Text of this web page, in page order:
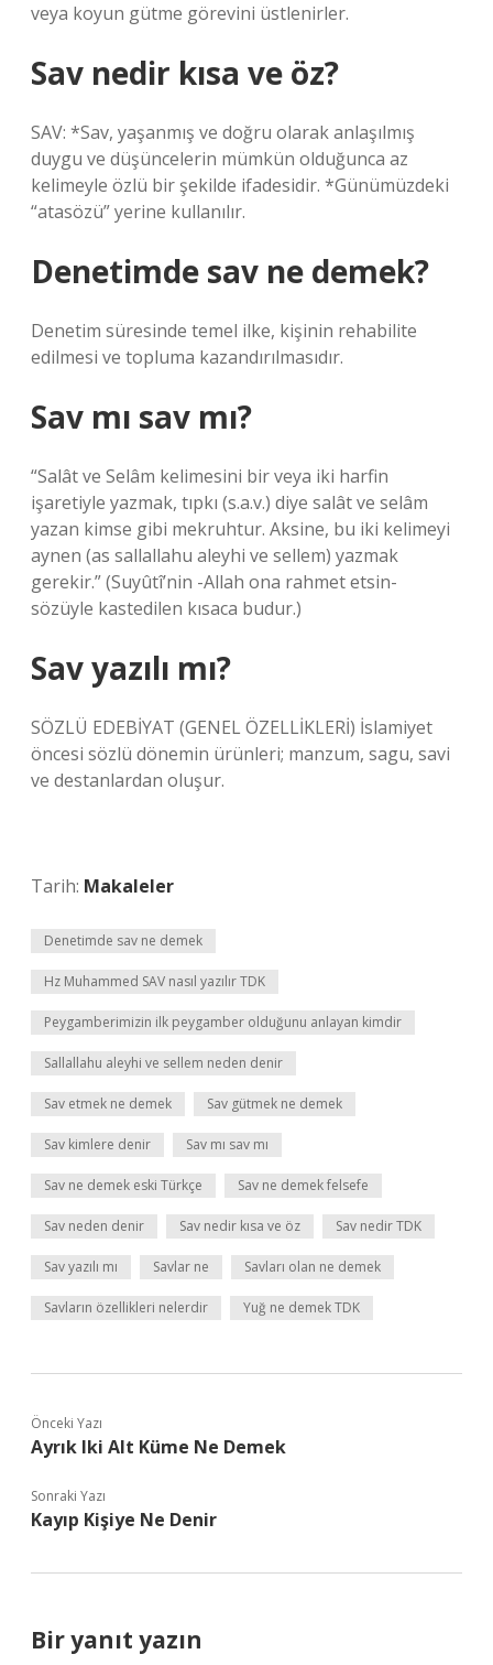
veya koyun gütme görevini üstlenirler.
Sav nedir kısa ve öz?
SAV: *Sav, yaşanmış ve doğru olarak anlaşılmış
duygu ve düşüncelerin mümkün olduğunca az
kelimeyle özlü bir şekilde ifadesidir. *Günümüzdeki
“atasözü” yerine kullanılır.
Denetimde sav ne demek?
Denetim süresinde temel ilke, kişinin rehabilite
edilmesi ve topluma kazandırılmasıdır.
Sav mı sav mı?
“Salât ve Selâm kelimesini bir veya iki harfin
işaretiyle yazmak, tıpkı (s.a.v.) diye salât ve selâm
yazan kimse gibi mekruhtur. Aksine, bu iki kelimeyi
aynen (as sallallahu aleyhi ve sellem) yazmak
gerekir.” (Suyûtî’nin -Allah ona rahmet etsin-
sözüyle kastedilen kısaca budur.)
Sav yazılı mı?
SÖZLÜ EDEBİYAT (GENEL ÖZELLİKLERİ) İslamiyet
öncesi sözlü dönemin ürünleri; manzum, sagu, savi
ve destanlardan oluşur.
Tarih: Makaleler
Denetimde sav ne demek
Hz Muhammed SAV nasıl yazılır TDK
Peygamberimizin ilk peygamber olduğunu anlayan kimdir
Sallallahu aleyhi ve sellem neden denir
Sav etmek ne demek Sav gütmek ne demek
Sav kimlere denir Sav mı sav mı
Sav ne demek eski Türkçe Sav ne demek felsefe
Sav neden denir Sav nedir kısa ve öz Sav nedir TDK
Sav yazılı mı Savlar ne Savları olan ne demek
Savların özellikleri nelerdir Yuğ ne demek TDK
Önceki Yazı
Ayrık Iki Alt Küme Ne Demek
Sonraki Yazı
Kayıp Kişiye Ne Denir
Bir yanıt yazın